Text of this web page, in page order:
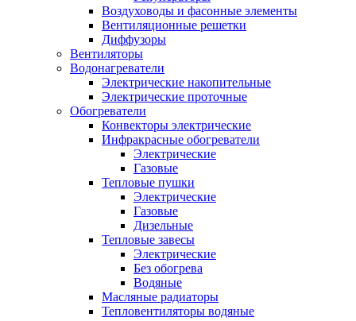
Воздуховоды и фасонные элементы
Вентиляционные решетки
Диффузоры
Вентиляторы
Водонагреватели
Электрические накопительные
Электрические проточные
Обогреватели
Конвекторы электрические
Инфракрасные обогреватели
Электрические
Газовые
Тепловые пушки
Электрические
Газовые
Дизельные
Тепловые завесы
Электрические
Без обогрева
Водяные
Масляные радиаторы
Тепловентиляторы водяные